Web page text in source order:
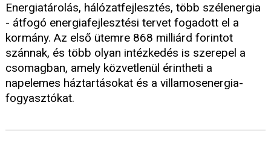
Energiatárolás, hálózatfejlesztés, több szélenergia
- átfogó energiafejlesztési tervet fogadott el a
kormány. Az első ütemre 868 milliárd forintot
szánnak, és több olyan intézkedés is szerepel a
csomagban, amely közvetlenül érintheti a
napelemes háztartásokat és a villamosenergia-
fogyasztókat.